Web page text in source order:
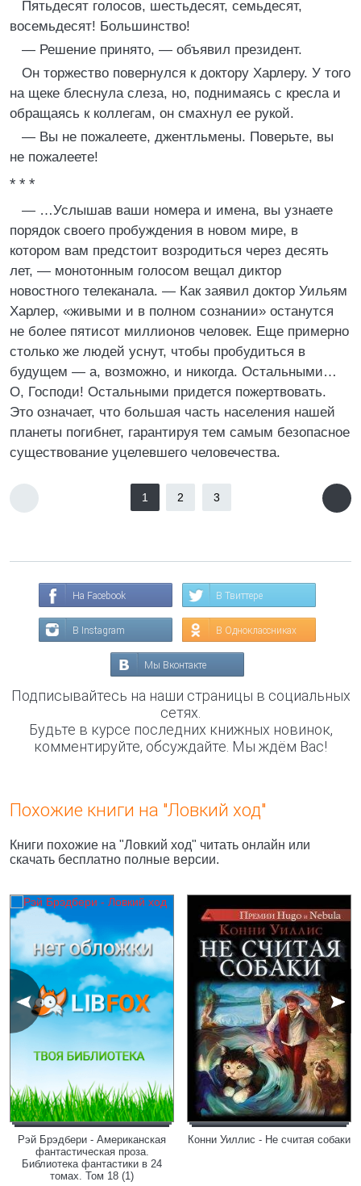
Пятьдесят голосов, шестьдесят, семьдесят,
восемьдесят! Большинство!
— Решение принято, — объявил президент.
Он торжество повернулся к доктору Харлеру. У того
на щеке блеснула слеза, но, поднимаясь с кресла и
обращаясь к коллегам, он смахнул ее рукой.
— Вы не пожалеете, джентльмены. Поверьте, вы
не пожалеете!
* * *
— …Услышав ваши номера и имена, вы узнаете
порядок своего пробуждения в новом мире, в
котором вам предстоит возродиться через десять
лет, — монотонным голосом вещал диктор
новостного телеканала. — Как заявил доктор Уильям
Харлер, «живыми и в полном сознании» останутся
не более пятисот миллионов человек. Еще примерно
столько же людей уснут, чтобы пробудиться в
будущем — а, возможно, и никогда. Остальными…
О, Господи! Остальными придется пожертвовать.
Это означает, что большая часть населения нашей
планеты погибнет, гарантируя тем самым безопасное
существование уцелевшего человечества.
1 2 3
На Facebook В Твиттере
В Instagram В Одноклассниках
Мы Вконтакте
Подписывайтесь на наши страницы в социальных
сетях.
Будьте в курсе последних книжных новинок,
комментируйте, обсуждайте. Мы ждём Вас!
Похожие книги на "Ловкий ход"
Книги похожие на "Ловкий ход" читать онлайн или
скачать бесплатно полные версии.
Рэй Брэдбери - Американская
фантастическая проза.
Библиотека фантастики в 24
томах. Том 18 (1)
Конни Уиллис - Не считая собаки